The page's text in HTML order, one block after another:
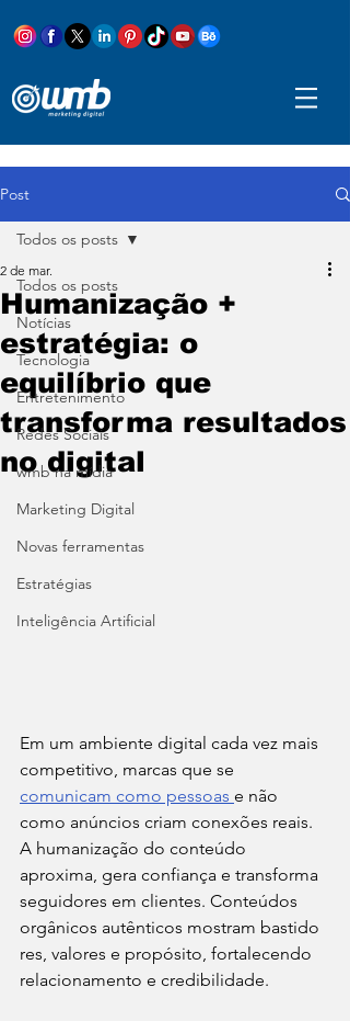
Post
Todos os posts
Notícias
Tecnologia
Entretenimento
Redes Sociais
wmb na mídia
Marketing Digital
Novas ferramentas
Estratégias
Inteligência Artificial
Todos os posts
Humanização +
estratégia: o
equilíbrio que
transforma resultados
no digital
2 de mar.
Em um ambiente digital cada vez mais
competitivo, marcas que se
comunicam como pessoas e não
como anúncios criam conexões reais.
A humanização do conteúdo
aproxima, gera confiança e transforma
seguidores em clientes. Conteúdos
orgânicos autênticos mostram bastido
res, valores e propósito, fortalecendo
relacionamento e credibilidade.